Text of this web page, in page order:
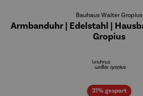
Bauhaus Walter Gropius
Armbanduhr | Edelstahl |
Gropius
31% gespartRabatt